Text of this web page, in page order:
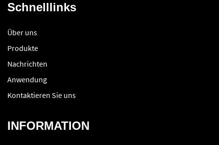
Schnelllinks
Über uns
Produkte
Nachrichten
Anwendung
Kontaktieren Sie uns
INFORMATION